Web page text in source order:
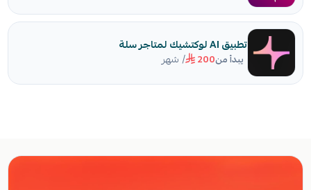
تطبيق AI لوكتشيك لمتاجر سلة
يبدأ من200 / شهر